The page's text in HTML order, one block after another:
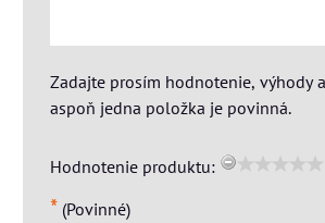
Zadajte prosím hodnotenie, výhody
aspoň jedna položka je povinná.
Hodnotenie produktu:
* (Povinné)